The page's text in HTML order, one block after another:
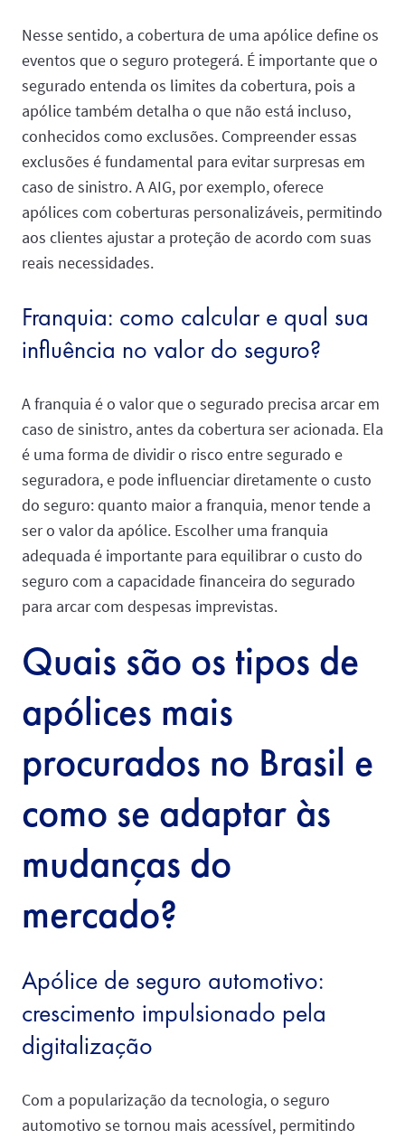
Nesse sentido, a cobertura de uma apólice define os
eventos que o seguro protegerá. É importante que o
segurado entenda os limites da cobertura, pois a
apólice também detalha o que não está incluso,
conhecidos como exclusões. Compreender essas
exclusões é fundamental para evitar surpresas em
caso de sinistro. A AIG, por exemplo, oferece
apólices com coberturas personalizáveis, permitindo
aos clientes ajustar a proteção de acordo com suas
reais necessidades.
Franquia: como calcular e qual sua
influência no valor do seguro?
A franquia é o valor que o segurado precisa arcar em
caso de sinistro, antes da cobertura ser acionada. Ela
é uma forma de dividir o risco entre segurado e
seguradora, e pode influenciar diretamente o custo
do seguro: quanto maior a franquia, menor tende a
ser o valor da apólice. Escolher uma franquia
adequada é importante para equilibrar o custo do
seguro com a capacidade financeira do segurado
para arcar com despesas imprevistas.
Quais são os tipos de
apólices mais
procurados no Brasil e
como se adaptar às
mudanças do
mercado?
Apólice de seguro automotivo:
crescimento impulsionado pela
digitalização
Com a popularização da tecnologia, o seguro
automotivo se tornou mais acessível, permitindo